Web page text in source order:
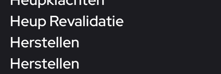
Heup Revalidatie
Herstellen
Herstellen